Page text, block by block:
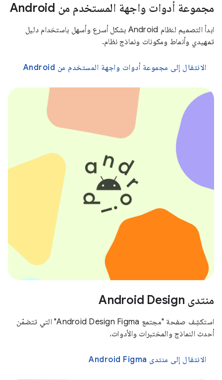
مجموعة أدوات واجهة المستخدم من Android
ابدأ التصميم لنظام Android بشكل أسرع وأسهل باستخدام دليل
تمهيدي وأنماط ومكونات ونماذج نظام.
الانتقال إلى مجموعة أدوات واجهة المستخدم من Android
منتدى Android Design
استكشِف صفحة "مجتمع Android Design Figma" التي تتضمّن
أحدث النماذج والمختبرات والأدوات.
الانتقال إلى منتدى Android Figma